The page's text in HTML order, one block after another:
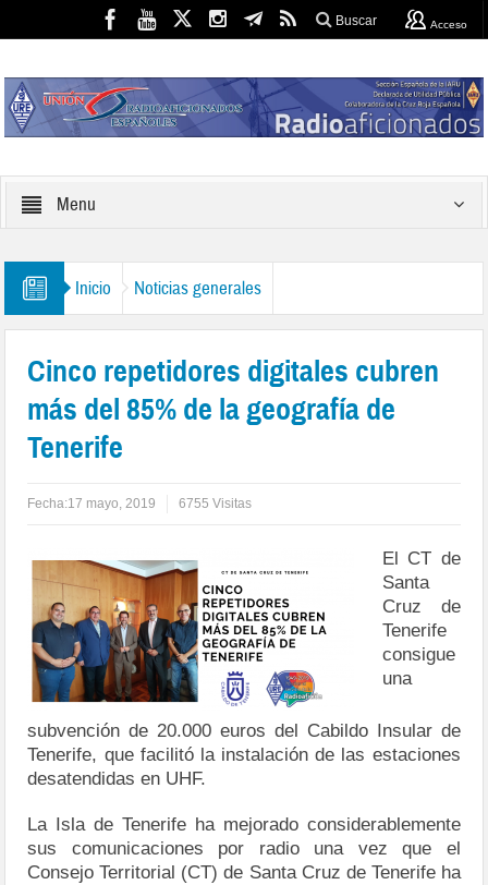
Buscar Acceso
Menu
Inicio Noticias generales
Cinco repetidores digitales cubren
más del 85% de la geografía de
Tenerife
Fecha:17 mayo, 2019 6755 Visitas
El CT de
Santa
Cruz de
Tenerife
consigue
una
subvención de 20.000 euros del Cabildo Insular de
Tenerife, que facilitó la instalación de las estaciones
desatendidas en UHF.
La Isla de Tenerife ha mejorado considerablemente
sus comunicaciones por radio una vez que el
Consejo Territorial (CT) de Santa Cruz de Tenerife ha